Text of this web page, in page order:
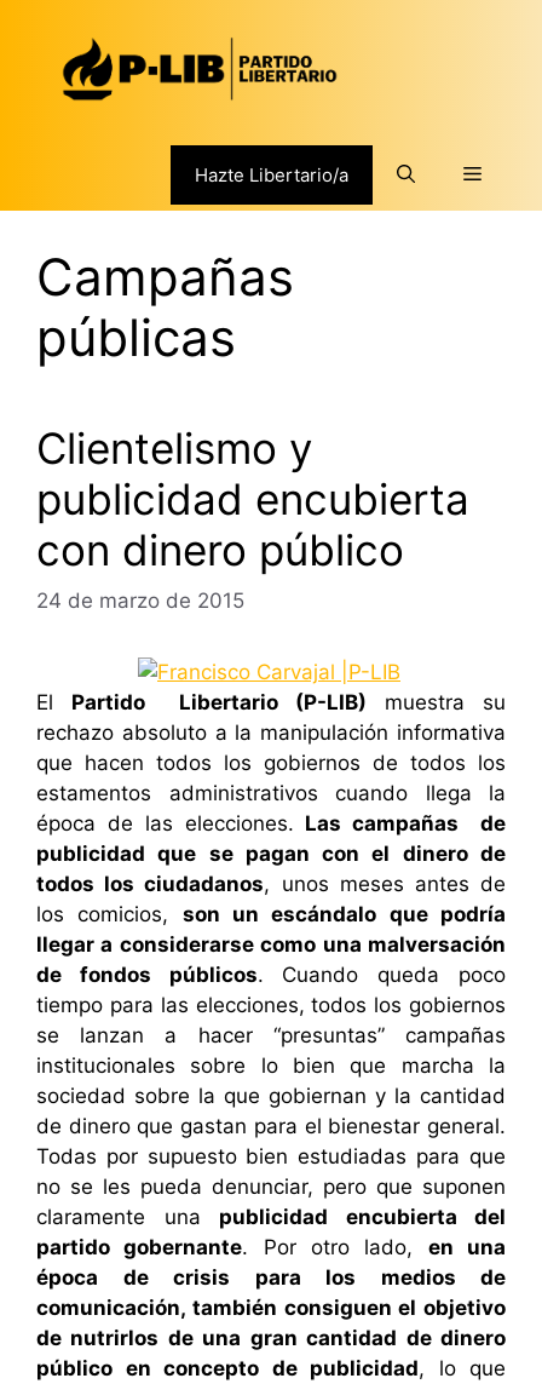
contenido
Hazte Libertario/a Menú
Campañas
públicas
Clientelismo y
publicidad encubierta
con dinero público
24 de marzo de 2015
El Partido Libertario (P-LIB) muestra su
rechazo absoluto a la manipulación informativa
que hacen todos los gobiernos de todos los
estamentos administrativos cuando llega la
época de las elecciones. Las campañas de
publicidad que se pagan con el dinero de
todos los ciudadanos, unos meses antes de
los comicios, son un escándalo que podría
llegar a considerarse como una malversación
de fondos públicos. Cuando queda poco
tiempo para las elecciones, todos los gobiernos
se lanzan a hacer “presuntas” campañas
institucionales sobre lo bien que marcha la
sociedad sobre la que gobiernan y la cantidad
de dinero que gastan para el bienestar general.
Todas por supuesto bien estudiadas para que
no se les pueda denunciar, pero que suponen
claramente una publicidad encubierta del
partido gobernante. Por otro lado, en una
época de crisis para los medios de
comunicación, también consiguen el objetivo
de nutrirlos de una gran cantidad de dinero
público en concepto de publicidad, lo que